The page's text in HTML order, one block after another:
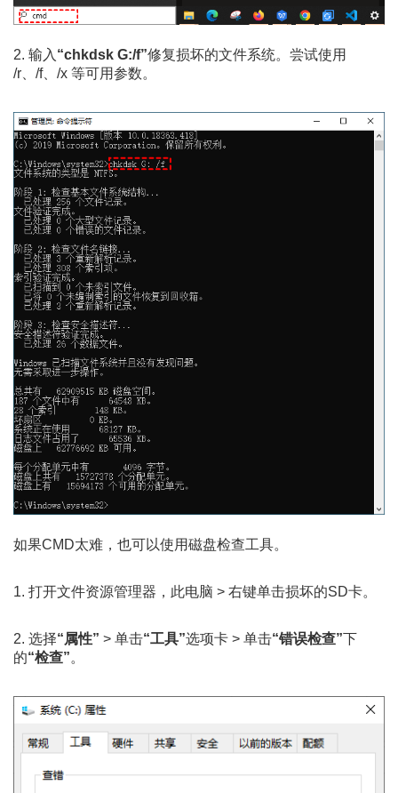
2. 输入 “chkdsk G:/f”修复损坏的文件系统。尝试使用
/r、/f、/x 等可用参数。
如果CMD太难，也可以使用磁盘检查工具。
1. 打开文件资源管理器，此电脑 > 右键单击损坏的SD卡。
2. 选择“属性” > 单击“工具”选项卡 > 单击“错误检查”下
的“检查”。